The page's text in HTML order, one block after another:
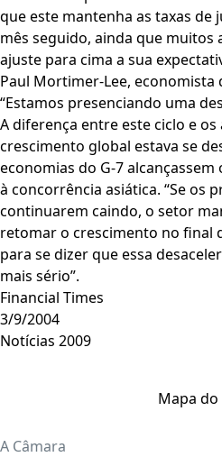
que este mantenha as taxas de
mês seguido, ainda que
ajuste para cima a sua
Paul Mortimer-Lee, economista
“Estamos presenciando uma
A diferença entre este ciclo e
crescimento global estava se
economias do G-7
à concorrência asiática. “Se os
continuarem caindo, o setor
retomar o crescimento no final
para se dizer que essa
mais sério”.
Financial Times
3/9/2004
Notícias 2009
Mapa do
A Câmara